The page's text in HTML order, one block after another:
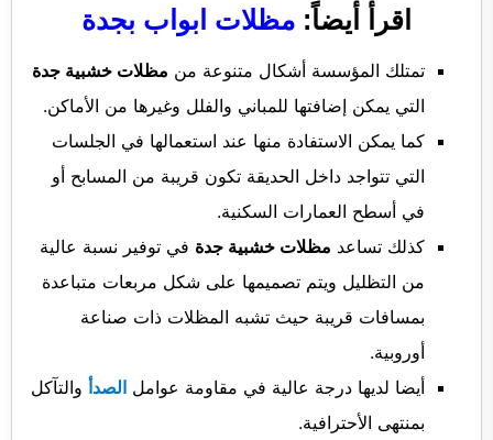
اقرأ أيضاً: مظلات ابواب بجدة
تمتلك المؤسسة أشكال متنوعة من مظلات خشبية جدة
التي يمكن إضافتها للمباني والفلل وغيرها من الأماكن.
كما يمكن الاستفادة منها عند استعمالها في الجلسات
التي تتواجد داخل الحديقة تكون قريبة من المسابح أو
في أسطح العمارات السكنية.
كذلك تساعد مظلات خشبية جدة في توفير نسبة عالية
من التظليل ويتم تصميمها على شكل مربعات متباعدة
بمسافات قريبة حيث تشبه المظلات ذات صناعة
أوروبية.
أيضا لديها درجة عالية في مقاومة عوامل الصدأ والتآكل
بمنتهى الأحترافية.